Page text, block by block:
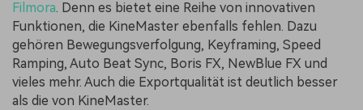
Filmora. Denn es bietet eine Reihe von innovativen
Funktionen, die KineMaster ebenfalls fehlen. Dazu
gehören Bewegungsverfolgung, Keyframing, Speed
Ramping, Auto Beat Sync, Boris FX, NewBlue FX und
vieles mehr. Auch die Exportqualität ist deutlich besser
als die von KineMaster.